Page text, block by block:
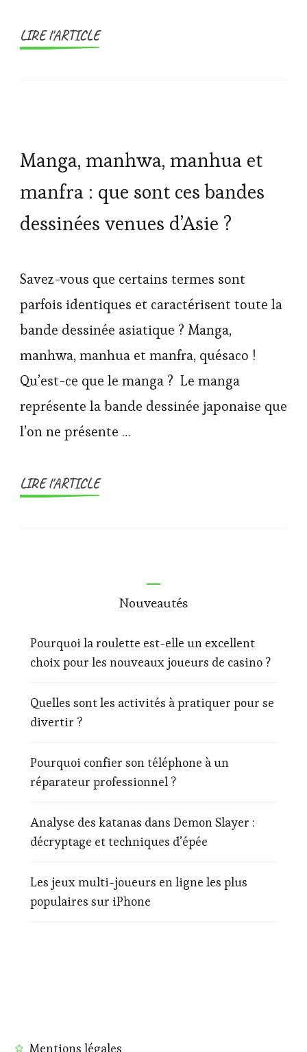
LIRE l'ARTICLE
Manga, manhwa, manhua et
manfra : que sont ces bandes
dessinées venues d’Asie ?
Savez-vous que certains termes sont
parfois identiques et caractérisent toute la
bande dessinée asiatique ? Manga,
manhwa, manhua et manfra, quésaco !
Qu’est-ce que le manga ? Le manga
représente la bande dessinée japonaise que
l’on ne présente …
LIRE l'ARTICLE
Nouveautés
Pourquoi la roulette est-elle un excellent
choix pour les nouveaux joueurs de casino ?
Quelles sont les activités à pratiquer pour se
divertir ?
Pourquoi confier son téléphone à un
réparateur professionnel ?
Analyse des katanas dans Demon Slayer :
décryptage et techniques d’épée
Les jeux multi-joueurs en ligne les plus
populaires sur iPhone
Mentions légales